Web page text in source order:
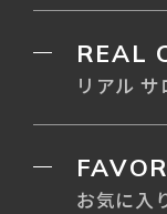
REAL
リアル
お気に入